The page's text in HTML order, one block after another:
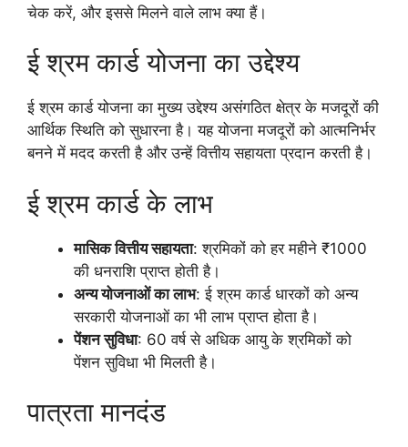
चेक करें, और इससे मिलने वाले लाभ क्या हैं।
ई श्रम कार्ड योजना का उद्देश्य
ई श्रम कार्ड योजना का मुख्य उद्देश्य असंगठित क्षेत्र के मजदूरों की
आर्थिक स्थिति को सुधारना है। यह योजना मजदूरों को आत्मनिर्भर
बनने में मदद करती है और उन्हें वित्तीय सहायता प्रदान करती है।
ई श्रम कार्ड के लाभ
मासिक वित्तीय सहायता: श्रमिकों को हर महीने ₹1000
की धनराशि प्राप्त होती है।
अन्य योजनाओं का लाभ: ई श्रम कार्ड धारकों को अन्य
सरकारी योजनाओं का भी लाभ प्राप्त होता है।
पेंशन सुविधा: 60 वर्ष से अधिक आयु के श्रमिकों को
पेंशन सुविधा भी मिलती है।
पात्रता मानदंड